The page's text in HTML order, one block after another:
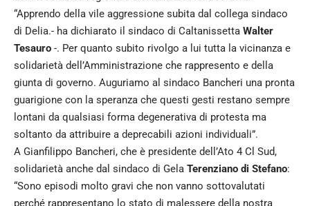
“Apprendo della vile aggressione subita dal collega sindaco
di Delia.- ha dichiarato il sindaco di Caltanissetta Walter
Tesauro -. Per quanto subito rivolgo a lui tutta la vicinanza e
solidarietà dell’Amministrazione che rappresento e della
giunta di governo. Auguriamo al sindaco Bancheri una pronta
guarigione con la speranza che questi gesti restano sempre
lontani da qualsiasi forma degenerativa di protesta ma
soltanto da attribuire a deprecabili azioni individuali”.
A Gianfilippo Bancheri, che è presidente dell’Ato 4 Cl Sud,
solidarietà anche dal sindaco di Gela Terenziano di Stefano:
“Sono episodi molto gravi che non vanno sottovalutati
perché rappresentano lo stato di malessere della nostra